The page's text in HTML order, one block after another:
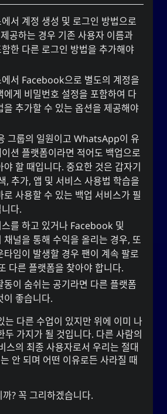
서 계정 생성 및 로그인 방법으로
공하는 경우 기존 사용자 이름과
한 다른 로그인 방법을 추가해야
서 Facebook으로 별도의 계정을
에게 비밀번호 설정을 포함하여 다
을 추가할 수 있는 옵션을 제공해야
그룹의 일원이고 WhatsApp이 유
션 플랫폼이라면 적어도 백업으로
야 할 때입니다. 중요한 것은 갑자기
, 추가, 앱 및 서비스 사용법 학습을
로 사용할 수 있는 백업 서비스가 필
다.
를 하고 있거나 Facebook 및
널을 통해 수익을 올리는 경우, 또
타임이 발생할 경우 팬이 계속 팔로
다른 플랫폼을 찾아야 합니다.
동이 숨쉬는 공기라면 다른 플랫폼
이 좋습니다.
는 다른 수업이 있지만 위에 이미 나
두 가지가 될 것입니다. 다른 사람의
스의 최종 사용자로서 우리는 절대
안 되며 어떤 이유로든 사라질 때
? 꼭 그리하겠습니다.
지금 재생 중
(JP Ver.)
(JP Ver.)
Unis
소셜 링크